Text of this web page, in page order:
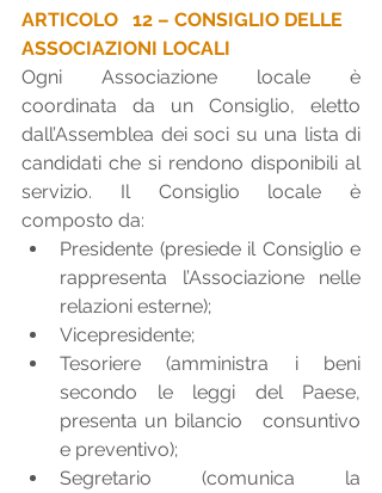
ARTICOLO   12 – CONSIGLIO DELLE
ASSOCIAZIONI LOCALI
Ogni Associazione locale è
coordinata da un Consiglio, eletto
dall’Assemblea dei soci su una lista di
candidati che si rendono disponibili al
servizio. Il Consiglio locale è
composto da:
Presidente (presiede il Consiglio e
rappresenta l’Associazione nelle
relazioni esterne);
Vicepresidente;
Tesoriere (amministra i beni
secondo le leggi del Paese,
presenta un bilancio   consuntivo
e preventivo);
Segretario (comunica la